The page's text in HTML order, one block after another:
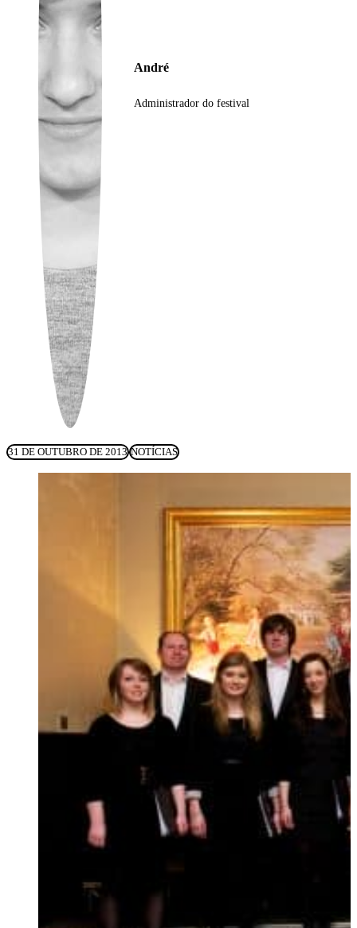
Ukrainian
André
Administrador do festival
31 DE OUTUBRO DE 2013 NOTÍCIAS